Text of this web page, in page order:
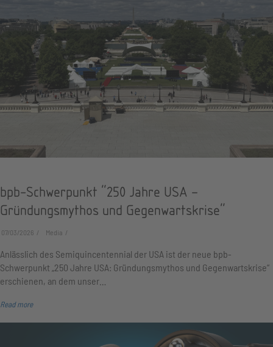
bpb-Schwerpunkt "250 Jahre USA –
Gründungsmythos und Gegenwartskrise"
07/03/2026 Media
Anlässlich des Semiquincentennial der USA ist der neue bpb-
Schwerpunkt „250 Jahre USA: Gründungsmythos und Gegenwartskrise“
erschienen, an dem unser…
Read more